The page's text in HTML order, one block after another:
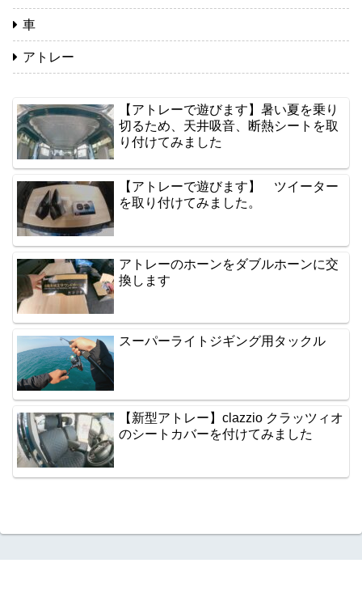
車
アトレー
【アトレーで遊びます】暑い夏を乗り
切るため、天井吸音、断熱シートを取
り付けてみました
【アトレーで遊びます】 ツイーター
を取り付けてみました。
アトレーのホーンをダブルホーンに交
換します
スーパーライトジギング用タックル
【新型アトレー】clazzio クラッツィオ
のシートカバーを付けてみました